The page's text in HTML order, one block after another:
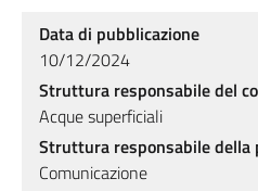
Data di pubblicazione
10/12/2024
Struttura responsabile del
Acque superficiali
Struttura responsabile della
Comunicazione